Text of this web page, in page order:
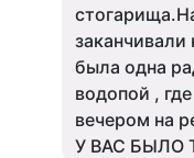
была одна
водопой ,
вечером на
У ВАС БЫЛО